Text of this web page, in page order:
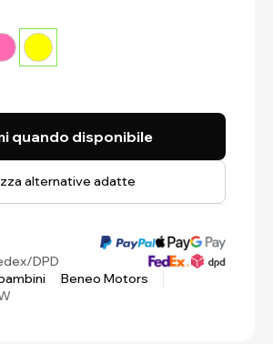
quando disponibile
alternative adatte
DPD
Beneo Motors